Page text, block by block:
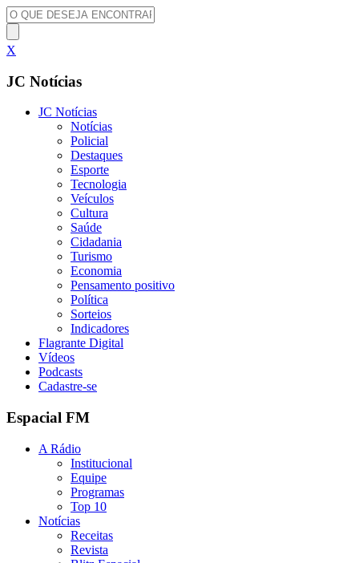
X
JC Notícias
JC Notícias
Notícias
Policial
Destaques
Esporte
Tecnologia
Veículos
Cultura
Saúde
Cidadania
Turismo
Economia
Pensamento positivo
Política
Sorteios
Indicadores
Flagrante Digital
Vídeos
Podcasts
Cadastre-se
Espacial FM
A Rádio
Institucional
Equipe
Programas
Top 10
Notícias
Receitas
Revista